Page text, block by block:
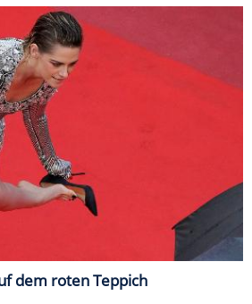
dem roten Teppich